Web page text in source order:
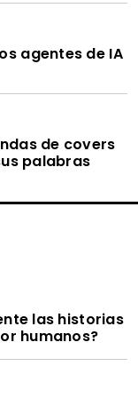
agentes de IA
de covers
palabras
las historias
humanos?